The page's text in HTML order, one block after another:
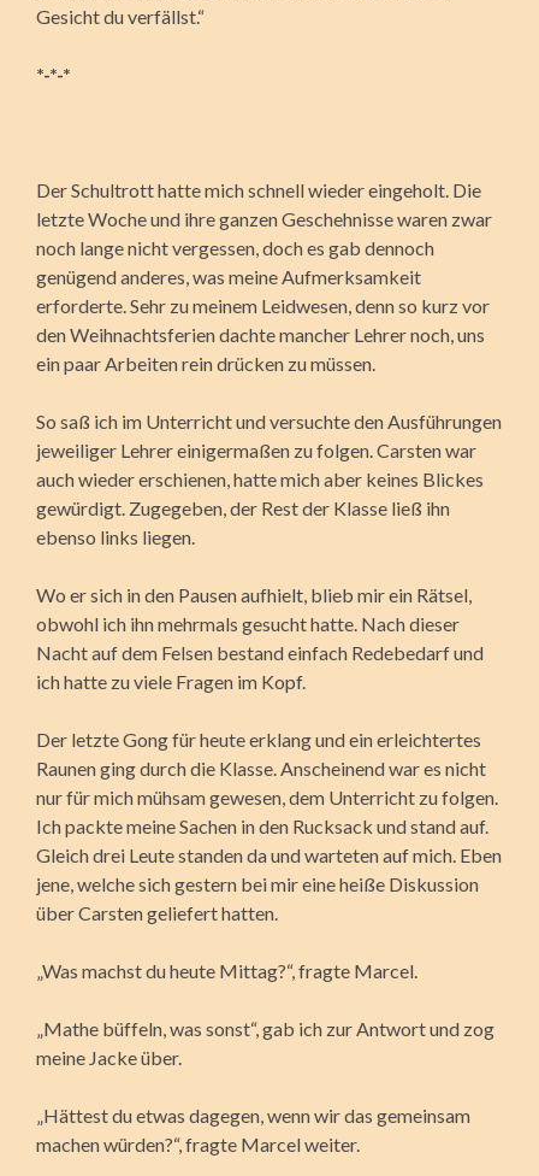
Gesicht du verfällst.“
*-*-*
Der Schultrott hatte mich schnell wieder eingeholt. Die
letzte Woche und ihre ganzen Geschehnisse waren zwar
noch lange nicht vergessen, doch es gab dennoch
genügend anderes, was meine Aufmerksamkeit
erforderte. Sehr zu meinem Leidwesen, denn so kurz vor
den Weihnachtsferien dachte mancher Lehrer noch, uns
ein paar Arbeiten rein drücken zu müssen.
So saß ich im Unterricht und versuchte den Ausführungen
jeweiliger Lehrer einigermaßen zu folgen. Carsten war
auch wieder erschienen, hatte mich aber keines Blickes
gewürdigt. Zugegeben, der Rest der Klasse ließ ihn
ebenso links liegen.
Wo er sich in den Pausen aufhielt, blieb mir ein Rätsel,
obwohl ich ihn mehrmals gesucht hatte. Nach dieser
Nacht auf dem Felsen bestand einfach Redebedarf und
ich hatte zu viele Fragen im Kopf.
Der letzte Gong für heute erklang und ein erleichtertes
Raunen ging durch die Klasse. Anscheinend war es nicht
nur für mich mühsam gewesen, dem Unterricht zu folgen.
Ich packte meine Sachen in den Rucksack und stand auf.
Gleich drei Leute standen da und warteten auf mich. Eben
jene, welche sich gestern bei mir eine heiße Diskussion
über Carsten geliefert hatten.
„Was machst du heute Mittag?“, fragte Marcel.
„Mathe büffeln, was sonst“, gab ich zur Antwort und zog
meine Jacke über.
„Hättest du etwas dagegen, wenn wir das gemeinsam
machen würden?“, fragte Marcel weiter.